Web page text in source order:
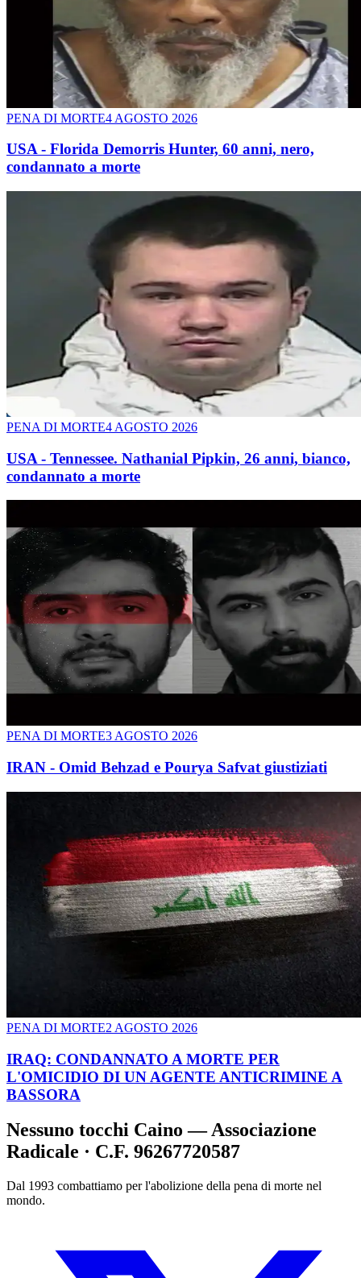
PENA DI MORTE4 AGOSTO 2026
USA - Florida Demorris Hunter, 60 anni, nero,
condannato a morte
PENA DI MORTE4 AGOSTO 2026
USA - Tennessee. Nathanial Pipkin, 26 anni, bianco,
condannato a morte
PENA DI MORTE3 AGOSTO 2026
IRAN - Omid Behzad e Pourya Safvat giustiziati
PENA DI MORTE2 AGOSTO 2026
IRAQ: CONDANNATO A MORTE PER
L'OMICIDIO DI UN AGENTE ANTICRIMINE A
BASSORA
Nessuno tocchi Caino — Associazione
Radicale · C.F. 96267720587
Dal 1993 combattiamo per l'abolizione della pena di morte nel
mondo.